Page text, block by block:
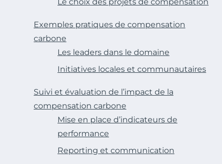
Exemples pratiques de compensation
carbone
Les leaders dans le domaine
Initiatives locales et communautaires
Suivi et évaluation de l’impact de la
compensation carbone
Mise en place d’indicateurs de
performance
Reporting et communication